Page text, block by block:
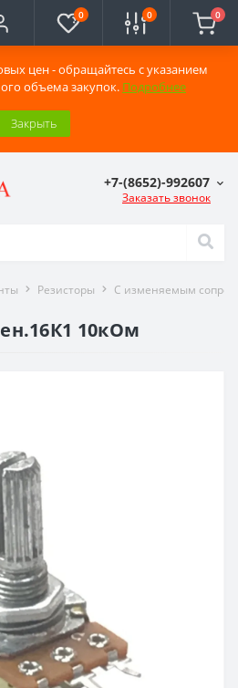
цен - обращайтесь с указанием
объема закупок. Подробнее
Закрыть
0 0 0
+7-(8652)-992607
Заказать звонок
Резисторы С изменяемым
10кОм